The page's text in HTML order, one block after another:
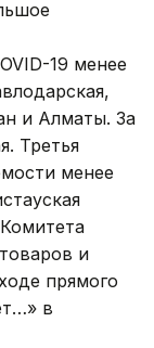
19 менее
и Алматы. За
Третья
менее
и
прямого
в